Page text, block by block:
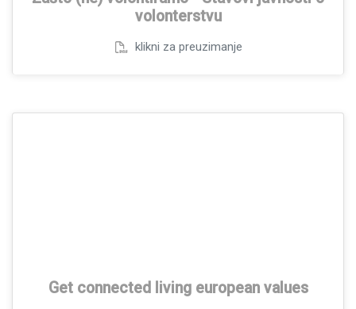
volonterstvu
klikni za preuzimanje
Get connected living european values